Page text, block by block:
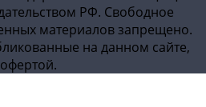
РФ. Свободное
материалов запрещено.
на данном сайте,